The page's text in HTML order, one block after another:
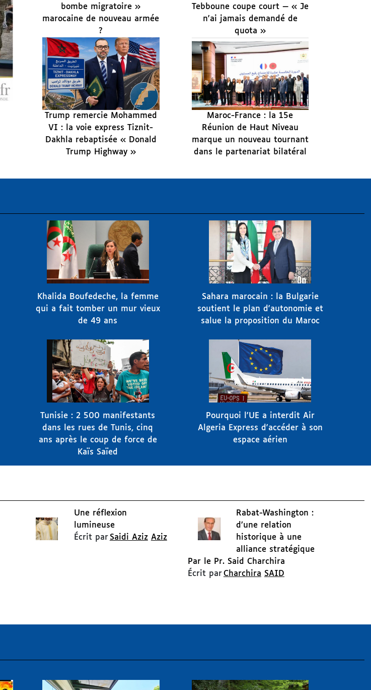
bombe migratoire »
marocaine de nouveau armée
?
Tebboune coupe court — « Je
n'ai jamais demandé de
quota »
Trump remercie Mohammed
VI : la voie express Tiznit-
Dakhla rebaptisée « Donald
Trump Highway »
Maroc-France : la 15e
Réunion de Haut Niveau
marque un nouveau tournant
dans le partenariat bilatéral
Khalida Boufedeche, la femme
qui a fait tomber un mur vieux
de 49 ans
Sahara marocain : la Bulgarie
soutient le plan d'autonomie et
salue la proposition du Maroc
Tunisie : 2 500 manifestants
dans les rues de Tunis, cinq
ans après le coup de force de
Kaïs Saïed
Pourquoi l'UE a interdit Air
Algeria Express d'accéder à son
espace aérien
Une réflexion
lumineuse
Écrit par Saidi Aziz Aziz
Rabat-Washington :
d’une relation
historique à une
alliance stratégique
Par le Pr. Said Charchira
Écrit parCharchira SAID